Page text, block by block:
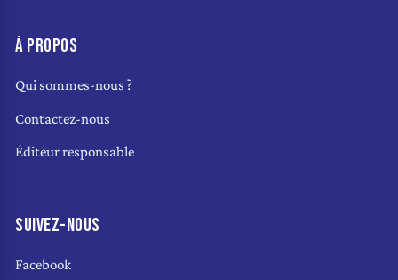
À PROPOS
Qui sommes-nous ?
Contactez-nous
Éditeur responsable
SUIVEZ-NOUS
Facebook